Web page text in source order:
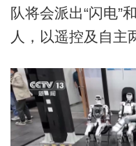
队将会派出“闪电”
人，以遥控及自主